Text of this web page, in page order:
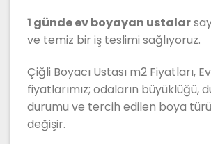
1 günde ev boyayan ustalar
ve temiz bir iş teslimi sağlıyoruz.
Çiğli Boyacı Ustası m2 Fiyatları,
fiyatlarımız; odaların büyüklüğü,
durumu ve tercih edilen boya
değişir.